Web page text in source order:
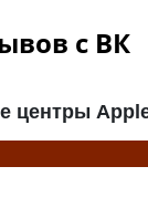
с ВК
центры